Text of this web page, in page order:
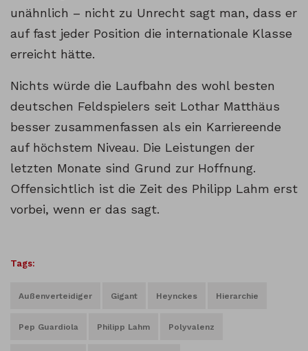
unähnlich – nicht zu Unrecht sagt man, dass er
auf fast jeder Position die internationale Klasse
erreicht hätte.
Nichts würde die Laufbahn des wohl besten
deutschen Feldspielers seit Lothar Matthäus
besser zusammenfassen als ein Karriereende
auf höchstem Niveau. Die Leistungen der
letzten Monate sind Grund zur Hoffnung.
Offensichtlich ist die Zeit des Philipp Lahm erst
vorbei, wenn er das sagt.
Tags:
Außenverteidiger Gigant Heynckes Hierarchie
Pep Guardiola Philipp Lahm Polyvalenz